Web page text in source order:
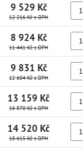
9 529 Kč
12 216 Kč s DPH
8 924 Kč
11 441 Kč s DPH
9 831 Kč
12 604 Kč s DPH
13 159 Kč
16 870 Kč s DPH
14 520 Kč
18 615 Kč s DPH